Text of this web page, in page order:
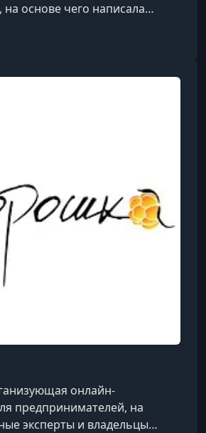
основе чего написала
как бог», посвященный
продаж.Светлана
Особенно если тебе
онлайн-
предпринимателей, на
эксперты и владельцы